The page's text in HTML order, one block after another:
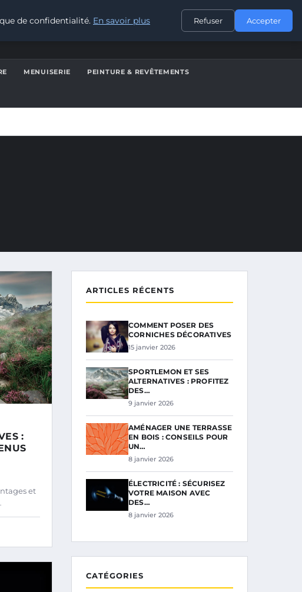
CONTACT
MENUISERIE PEINTURE & REVÊTEMENTS
:
et
ARTICLES RÉCENTS
COMMENT POSER DES
CORNICHES DÉCORATIVES
15 janvier 2026
SPORTLEMON ET SES
ALTERNATIVES : PROFITEZ
DES…
9 janvier 2026
AMÉNAGER UNE TERRASSE
EN BOIS : CONSEILS POUR
UN…
8 janvier 2026
ÉLECTRICITÉ : SÉCURISEZ
VOTRE MAISON AVEC
DES…
8 janvier 2026
CATÉGORIES
de confidentialité. En savoir plus Refuser Accepter